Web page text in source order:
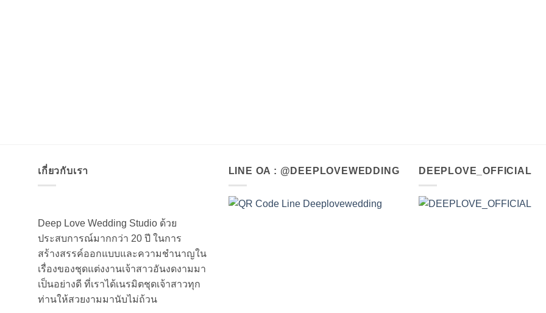
เกี่ยวกับเรา
Deep Love Wedding Studio ด้วย
ประสบการณ์มากกว่า 20 ปี ในการ
สร้างสรรค์ออกแบบและความชำนาญใน
เรื่องของชุดแต่งงานเจ้าสาวอันงดงามมา
เป็นอย่างดี ที่เราได้เนรมิตชุดเจ้าสาวทุก
ท่านให้สวยงามมานับไม่ถ้วน
LINE OA : @DEEPLOVEWEDDING DEEPLOVE_OFFICIAL